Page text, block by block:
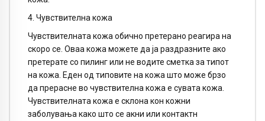
4. Чувствителна кожа
Чувствителната кожа обично претерано реагира на
скоро се. Оваа кожа можете да ја раздразните ако
претерате со пилинг или не водите сметка за типот
на кожа. Еден од типовите на кожа што може брзо
да прерасне во чувствителна кожа е сувата кожа.
Чувствителната кожа е склона кон кожни
заболувања како што се акни или контактн